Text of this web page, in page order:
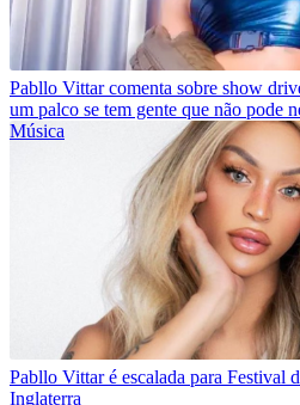
Pabllo Vittar comenta sobre show
um palco se tem gente que não pode
Música
Pabllo Vittar é escalada para
Inglaterra